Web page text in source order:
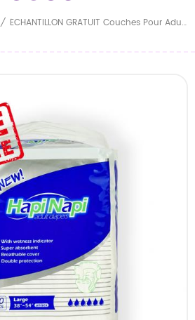
/ ÉCHANTILLON GRATUIT Couches Pour Adultes Fabrication De Pantalons Adultes Pull Up Couches Pour Adultes En Gros Jetables